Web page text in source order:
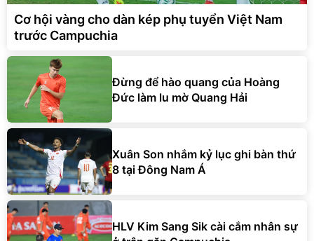
Cơ hội vàng cho dàn kép phụ tuyển Việt Nam
trước Campuchia
Đừng để hào quang của Hoàng
Đức làm lu mờ Quang Hải
Xuân Son nhắm kỷ lục ghi bàn thứ
8 tại Đông Nam Á
HLV Kim Sang Sik cài cắm nhân sự